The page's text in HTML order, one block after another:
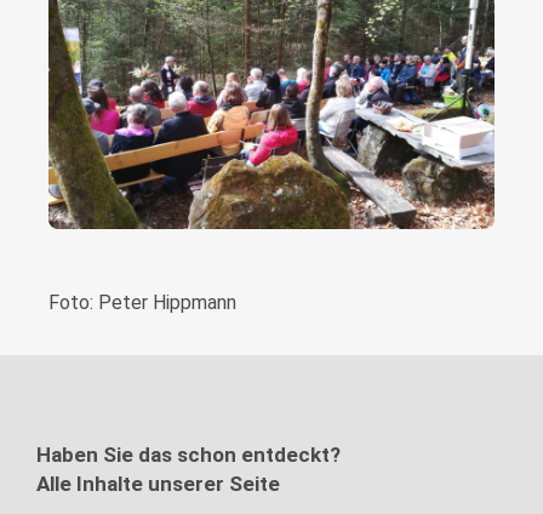
Foto: Peter Hippmann
Haben Sie das schon entdeckt?
Alle Inhalte unserer Seite